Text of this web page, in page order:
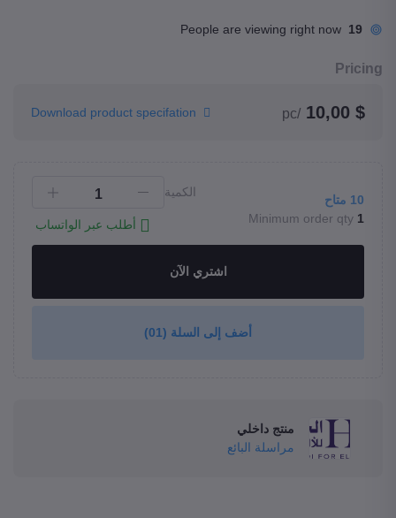
19
People are viewing right now
Pricing
$ 10,00
/pc
10 متاح
Minimum order qty 1
الكمية
أطلب عبر الواتساب
اشتري الآن
أضف إلى السلة (01)
منتج داخلي
مراسلة البائع